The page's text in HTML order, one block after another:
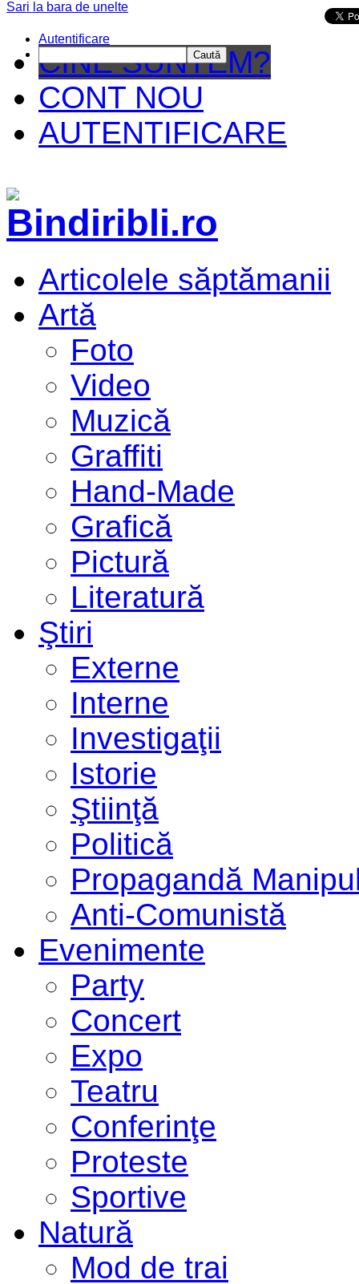
CINE SUNTEM?
CONT NOU
AUTENTIFICARE
Articolele săptămanii
Artă
Foto
Video
Muzică
Graffiti
Hand-Made
Grafică
Pictură
Literatură
Ştiri
Externe
Interne
Investigaţii
Istorie
Ştiinţă
Politică
Propagandă
Anti-Comunistă
Evenimente
Party
Concert
Expo
Teatru
Conferinţe
Proteste
Sportive
Natură
Mod de trai
Sari la bara de unelte
Autentificare
Caută